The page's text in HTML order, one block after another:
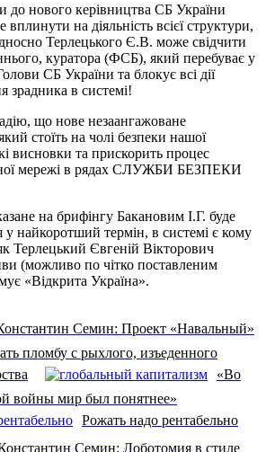
нового керівництва СБ України
на діяльність всієї структури,
Терлецького Є.В. може свідчити
куратора (ФСБ), який перебуває у
СБ України та блокує всі дії
зрадника в системі!
що нове незаангажоване
стоїть на чолі безпеки нашої
висновки та прискорить процес
мережі в рядах СЛУЖБИ БЕЗПЕКИ
на брифінгу Бакановим І.Г. буде
найкоротший термін, в системі є кому
Терлецький Євгеній Вікторович
(можливо по чітко поставленим
«Відкрита Україна».
Семин: Проект «Навальный»
пломбу с рыхлого, изъеденного
«Во
войны мир был понятнее»
Рожать надо рентабельно
Семин: Лоботомия в стиле